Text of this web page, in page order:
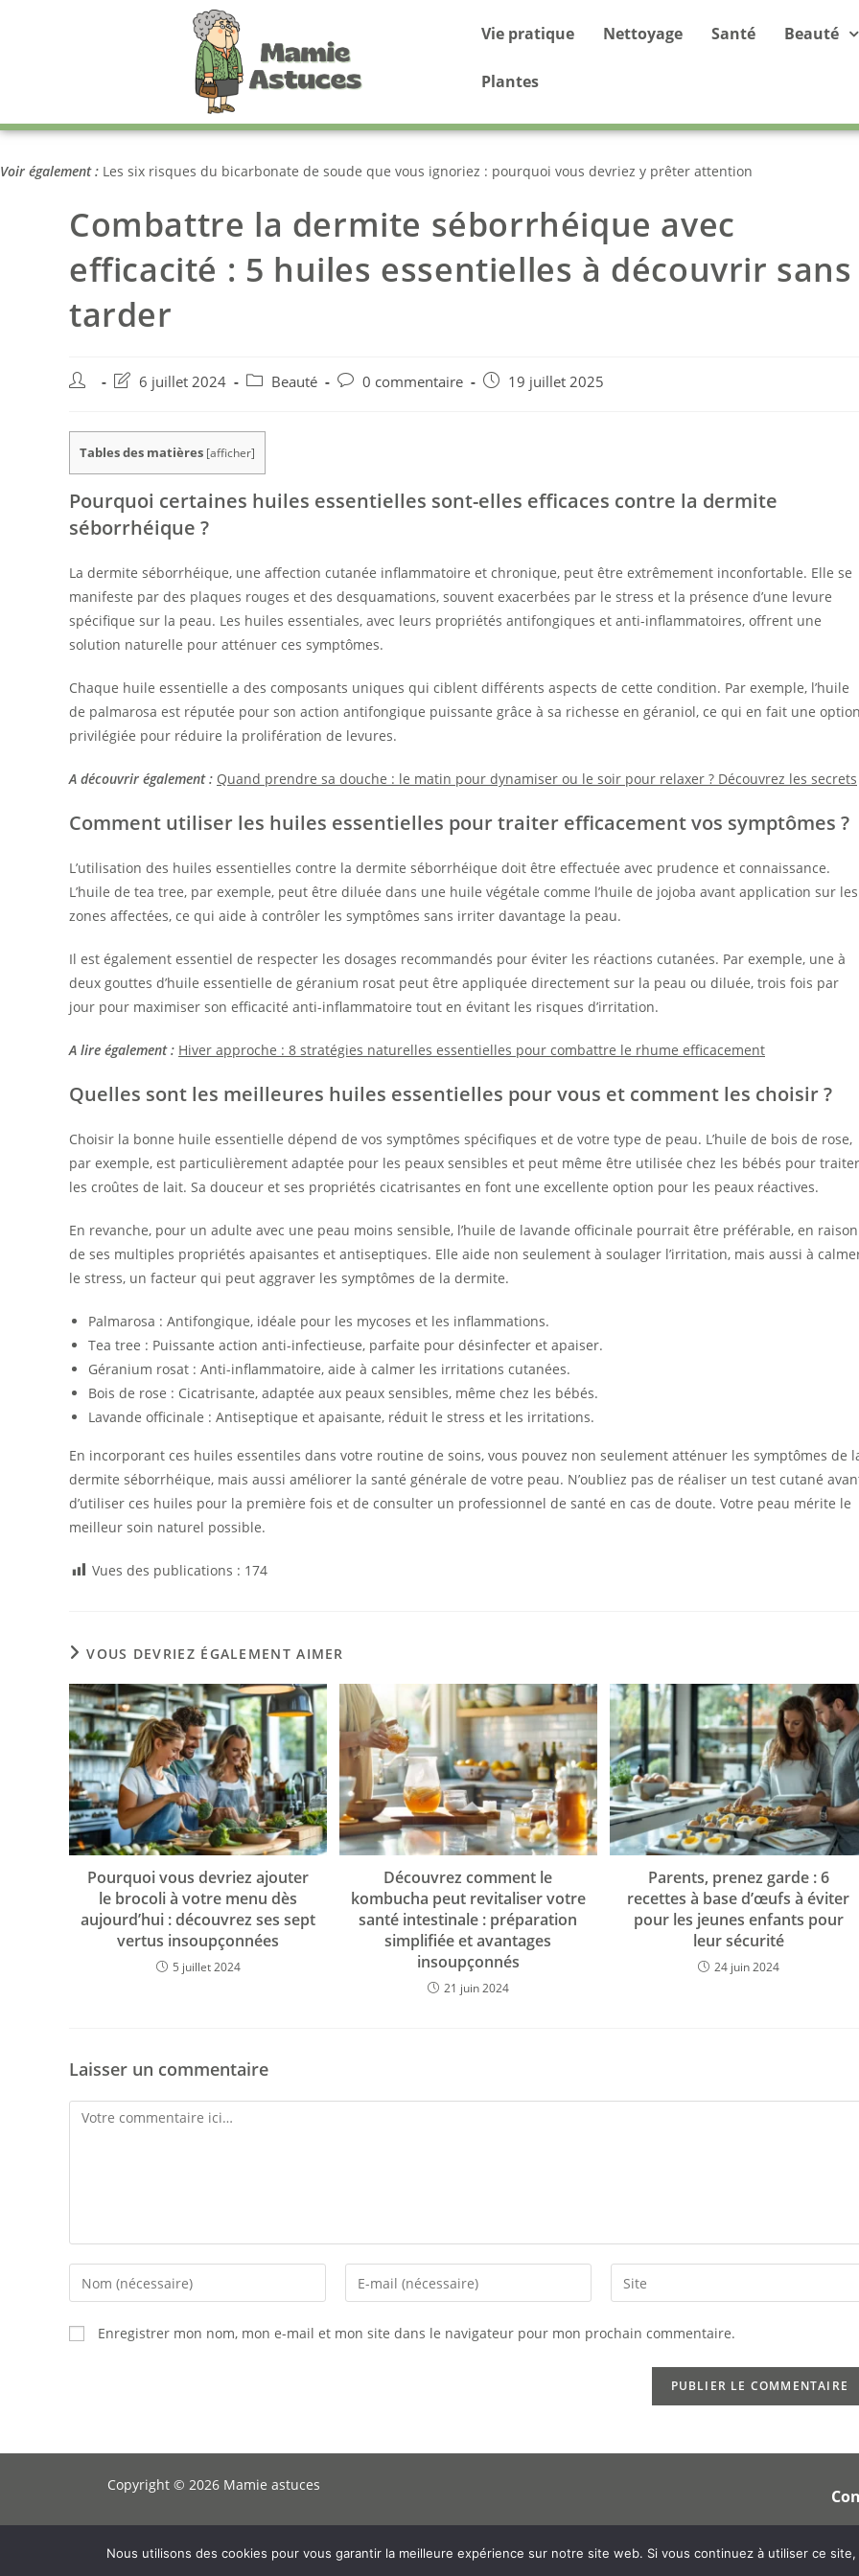
Vie pratique Nettoyage Santé Beauté
Plantes
Voir également : Les six risques du bicarbonate de soude que vous ignoriez : pourquoi vous devriez y prêter attention
Combattre la dermite séborrhéique avec
efficacité : 5 huiles essentielles à découvrir sans
tarder
6 juillet 2024 Beauté 0 commentaire 19 juillet 2025
Tables des matières [afficher]
Pourquoi certaines huiles essentielles sont-elles efficaces contre la dermite
séborrhéique ?
La dermite séborrhéique, une affection cutanée inflammatoire et chronique, peut être extrêmement inconfortable. Elle se
manifeste par des plaques rouges et des desquamations, souvent exacerbées par le stress et la présence d’une levure
spécifique sur la peau. Les huiles essentiales, avec leurs propriétés antifongiques et anti-inflammatoires, offrent une
solution naturelle pour atténuer ces symptômes.
Chaque huile essentielle a des composants uniques qui ciblent différents aspects de cette condition. Par exemple, l’huile
de palmarosa est réputée pour son action antifongique puissante grâce à sa richesse en géraniol, ce qui en fait une
privilégiée pour réduire la prolifération de levures.
A découvrir également : Quand prendre sa douche : le matin pour dynamiser ou le soir pour relaxer ? Découvrez les secrets
Comment utiliser les huiles essentielles pour traiter efficacement vos symptômes ?
L’utilisation des huiles essentielles contre la dermite séborrhéique doit être effectuée avec prudence et connaissance.
L’huile de tea tree, par exemple, peut être diluée dans une huile végétale comme l’huile de jojoba avant application sur les
zones affectées, ce qui aide à contrôler les symptômes sans irriter davantage la peau.
Il est également essentiel de respecter les dosages recommandés pour éviter les réactions cutanées. Par exemple, une à
deux gouttes d’huile essentielle de géranium rosat peut être appliquée directement sur la peau ou diluée, trois fois par
jour pour maximiser son efficacité anti-inflammatoire tout en évitant les risques d’irritation.
A lire également : Hiver approche : 8 stratégies naturelles essentielles pour combattre le rhume efficacement
Quelles sont les meilleures huiles essentielles pour vous et comment les choisir ?
Choisir la bonne huile essentielle dépend de vos symptômes spécifiques et de votre type de peau. L’huile de bois de rose,
par exemple, est particulièrement adaptée pour les peaux sensibles et peut même être utilisée chez les bébés pour traiter
les croûtes de lait. Sa douceur et ses propriétés cicatrisantes en font une excellente option pour les peaux réactives.
En revanche, pour un adulte avec une peau moins sensible, l’huile de lavande officinale pourrait être préférable, en raison
de ses multiples propriétés apaisantes et antiseptiques. Elle aide non seulement à soulager l’irritation, mais aussi à
le stress, un facteur qui peut aggraver les symptômes de la dermite.
Palmarosa : Antifongique, idéale pour les mycoses et les inflammations.
Tea tree : Puissante action anti-infectieuse, parfaite pour désinfecter et apaiser.
Géranium rosat : Anti-inflammatoire, aide à calmer les irritations cutanées.
Bois de rose : Cicatrisante, adaptée aux peaux sensibles, même chez les bébés.
Lavande officinale : Antiseptique et apaisante, réduit le stress et les irritations.
En incorporant ces huiles essentiles dans votre routine de soins, vous pouvez non seulement atténuer les symptômes de
dermite séborrhéique, mais aussi améliorer la santé générale de votre peau. N’oubliez pas de réaliser un test cutané
d’utiliser ces huiles pour la première fois et de consulter un professionnel de santé en cas de doute. Votre peau mérite le
meilleur soin naturel possible.
Vues des publications : 174
VOUS DEVRIEZ ÉGALEMENT AIMER
Pourquoi vous devriez ajouter
le brocoli à votre menu dès
aujourd’hui : découvrez ses sept
vertus insoupçonnées
5 juillet 2024
Découvrez comment le
kombucha peut revitaliser votre
santé intestinale : préparation
simplifiée et avantages
insoupçonnés
21 juin 2024
Parents, prenez garde : 6
recettes à base d’œufs à éviter
pour les jeunes enfants pour
leur sécurité
24 juin 2024
Laisser un commentaire
Enregistrer mon nom, mon e-mail et mon site dans le navigateur pour mon prochain commentaire.
Copyright © 2026 Mamie astuces
Suggestions de lecture : Comment obtenir un bronzage parfait toute l'année : découvrez cette méthode naturelle étonnante
Nous utilisons des cookies pour vous garantir la meilleure expérience sur notre site web. Si vous continuez à utiliser ce